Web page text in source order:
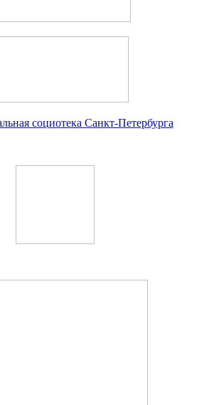
социотека Санкт-Петербурга